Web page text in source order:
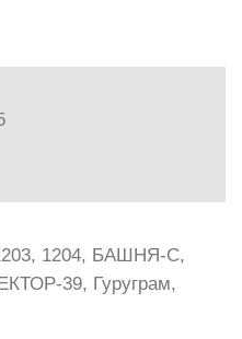
1204, БАШНЯ-С,
39, Гуруграм,